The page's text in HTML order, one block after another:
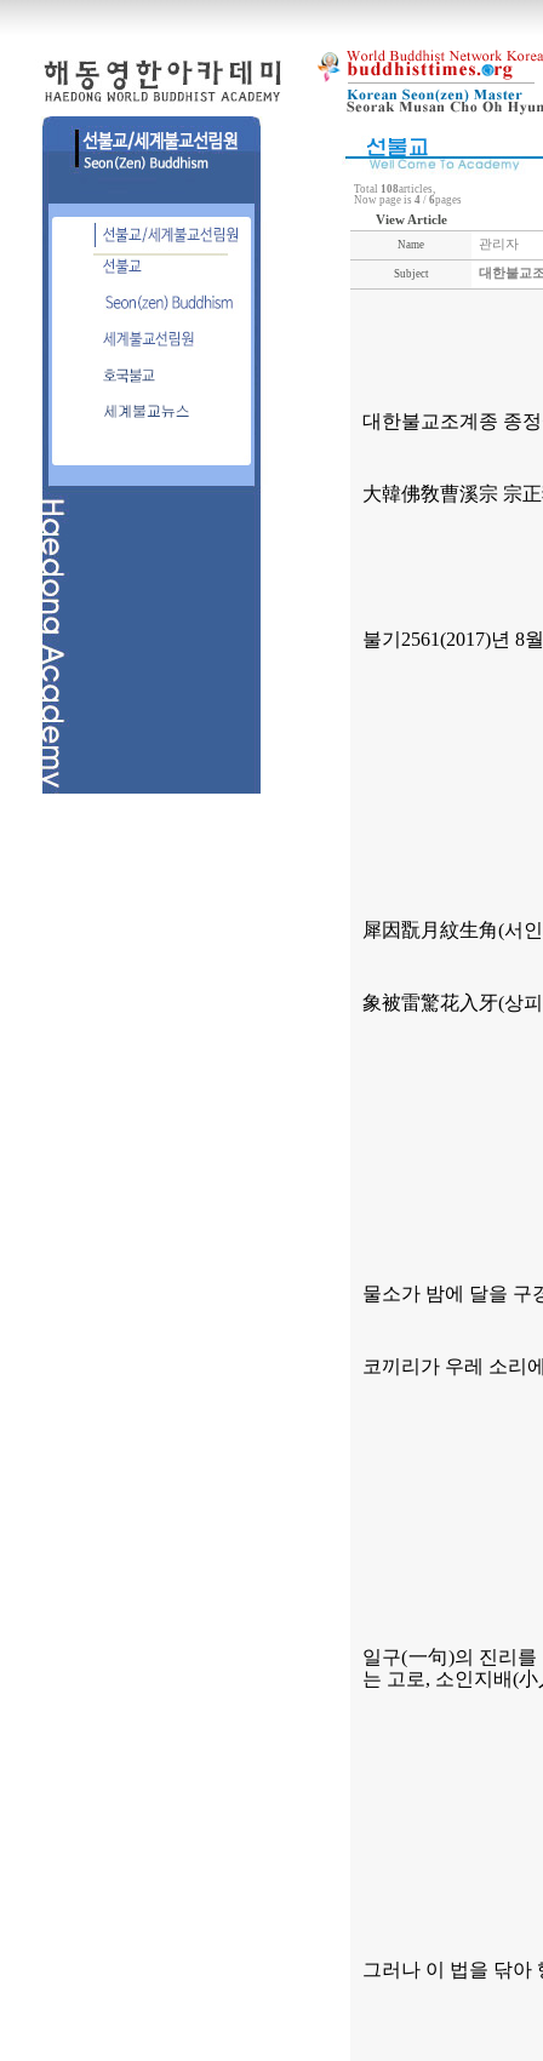
Total 108articles,
Now page is 4 / 6pages
View Article
Name 관리자
Subject 대한불교
대한불교조계종 종
大韓佛敎曹溪宗 宗
불기 2561(2017)년 8
犀因翫月紋生角(서
象被雷驚花入牙(상
물소가 밤에 달을 구
코끼리가 우레 소리
일구(一句)의 진리를
는 고로, 소인지배(小
그러나 이 법을 닦아